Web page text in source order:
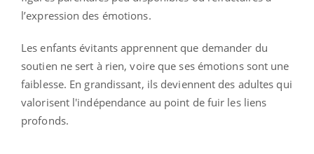
l’expression des émotions.
Les enfants évitants apprennent que demander du
soutien ne sert à rien, voire que ses émotions sont une
faiblesse. En grandissant, ils deviennent des adultes qui
valorisent l'indépendance au point de fuir les liens
profonds.